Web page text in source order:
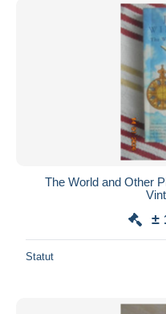
The World and Other
±
Statut